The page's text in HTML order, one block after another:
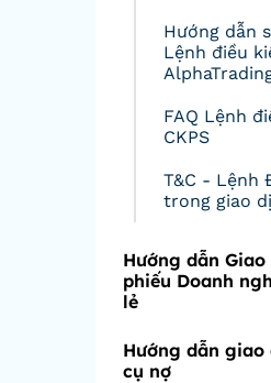
Hướng dẫn
Lệnh điều
FAQ Lệnh
CKPS
T&C - Lệnh
trong giao
Hướng dẫn
phiếu Doanh
lẻ
Hướng dẫn giao
cụ nợ